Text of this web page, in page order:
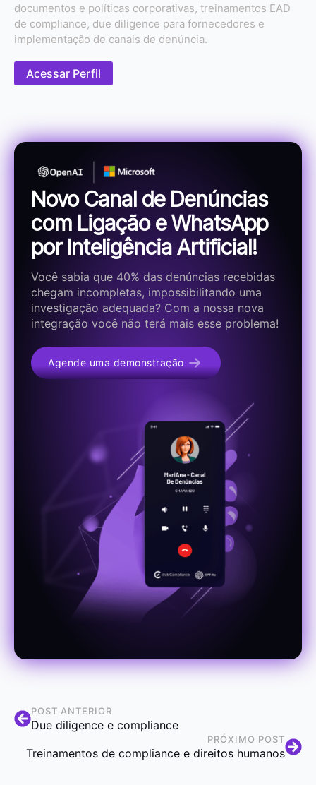
documentos e políticas corporativas, treinamentos EAD
de compliance, due diligence para fornecedores e
implementação de canais de denúncia.
Acessar Perfil
Novo Canal de Denúncias
com Ligação e WhatsApp
por Inteligência Artificial!
Você sabia que 40% das denúncias recebidas
chegam incompletas, impossibilitando uma
investigação adequada? Com a nossa nova
integração você não terá mais esse problema!
Agende uma demonstração
POST ANTERIOR
Due diligence e compliance
PRÓXIMO POST
Treinamentos de compliance e direitos humanos